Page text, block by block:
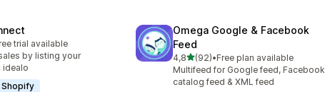
trial available
by listing your
idealo
Omega Google & Facebook
Feed
4,85 yıldız üzerinden
(92)
toplam 92 değerlendirme
•Free plan available
Multifeed for Google feed, Facebook
catalog feed & XML feed